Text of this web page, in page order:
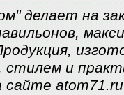
делает на
стилем и
сайте atom71.ru